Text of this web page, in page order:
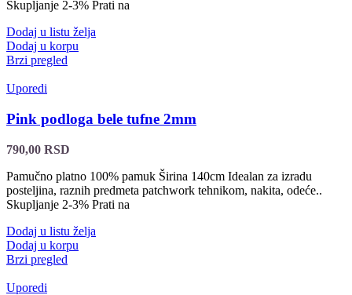
Skupljanje 2-3% Prati na
Dodaj u listu želja
Dodaj u korpu
Brzi pregled
Uporedi
Pink podloga bele tufne 2mm
790,00 RSD
Pamučno platno 100% pamuk Širina 140cm Idealan za izradu
posteljina, raznih predmeta patchwork tehnikom, nakita, odeće..
Skupljanje 2-3% Prati na
Dodaj u listu želja
Dodaj u korpu
Brzi pregled
Uporedi